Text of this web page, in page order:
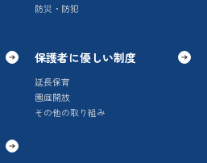
防災・防犯
保護者に優しい制度
延長保育
園庭開放
その他の取り組み